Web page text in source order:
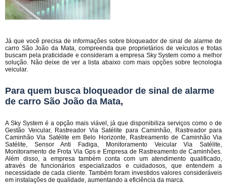
Já que você precisa de informações sobre bloqueador de sinal de alarme de
carro São João da Mata, compreenda que proprietários de veículos e frotas
buscam pela praticidade e consideram a empresa Sky System como a melhor
solução. Não deixe de ver a lista abaixo com mais opções sobre tecnologia
veicular.
Para quem busca bloqueador de sinal de alarme
de carro São João da Mata,
A Sky System é a opção mais viável, já que disponibiliza serviços como o de
Gestão Veicular, Rastreador Via Satélite para Caminhão, Rastreador para
Caminhão Via Satélite em Belo Horizonte, Rastreamento de Caminhão Via
Satélite, Sensor Anti Fadiga, Monitoramento Veicular Via Satélite,
Monitoramento de Frota Via Gps e Empresa de Rastreamento de Caminhões.
Além disso, a empresa também conta com um atendimento qualificado,
através de funcionários especializados e cuidadosos, que entendem a
necessidade de cada cliente. Também foram investidos valores consideráveis
em instalações de qualidade, aumentando a eficiência da marca.